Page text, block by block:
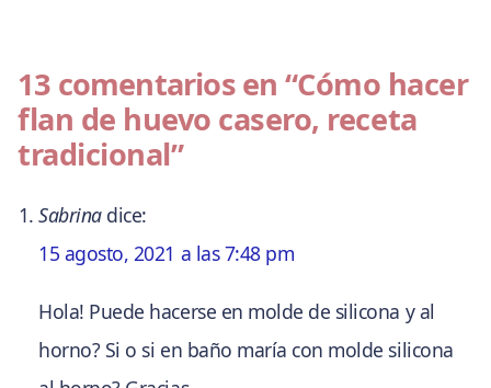
13 comentarios en “Cómo hacer
flan de huevo casero, receta
tradicional”
Sabrina dice:
15 agosto, 2021 a las 7:48 pm
Hola! Puede hacerse en molde de silicona y al
horno? Si o si en baño maría con molde silicona